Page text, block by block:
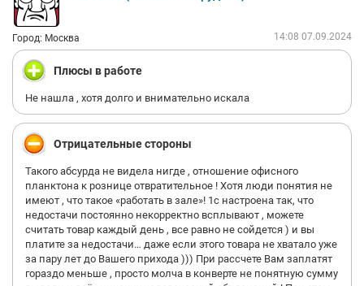
Сказать что я в шоке !!!- ни чего не сказать ((( . Первая
компания в моей жизни которая так относится к сотрудникам
. Серая компания и ни чего не боится ! Уже не 90 е и даже не
2000 года , что бы так относиться к людям .
Город: Москва 14:08 07.09.2024
Плюсы в работе
Не нашла , хотя долго и внимательно искала
Отрицательные стороны
Такого абсурда не видела нигде , отношение офисного
планктона к рознице отвратительное ! Хотя люди понятия не
имеют , что такое «работать в зале»! 1c настроена так, что
недостачи постоянно некорректно всплывают , можете
считать товар каждый день , все равно не сойдется ) и вы
платите за недостачи… даже если этого товара не хватало уже
за пару лет до Вашего прихода ))) При рассчете Вам заплатят
гораздо меньше , просто молча в конверте не понятную сумму